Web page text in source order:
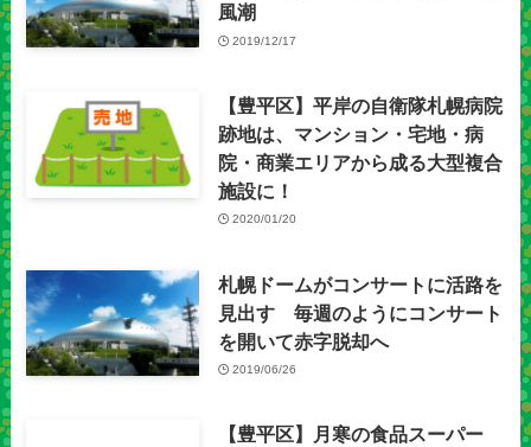
風潮
2019/12/17
【豊平区】平岸の自衛隊札幌病院
跡地は、マンション・宅地・病
院・商業エリアから成る大型複合
施設に！
2020/01/20
札幌ドームがコンサートに活路を
見出す 毎週のようにコンサート
を開いて赤字脱却へ
2019/06/26
【豊平区】月寒の食品スーパー